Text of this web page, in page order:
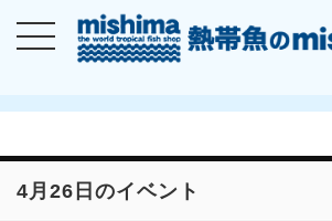
4月26日のイベント